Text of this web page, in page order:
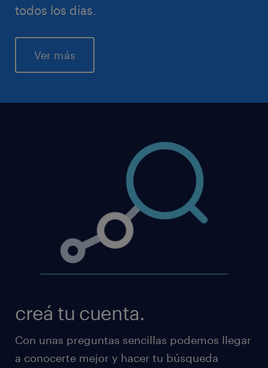
todos los días.
Ver más
creá tu cuenta.
Con unas preguntas sencillas podemos llegar
a conocerte mejor y hacer tu búsqueda